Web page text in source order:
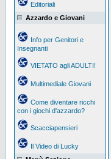
Editoriali
Azzardo e Giovani
Info per Genitori e
Insegnanti
VIETATO agli ADULTI!
Multimediale Giovani
Come diventare ricchi
con i giochi d'azzardo?
Scacciapensieri
Il Video di Lucky